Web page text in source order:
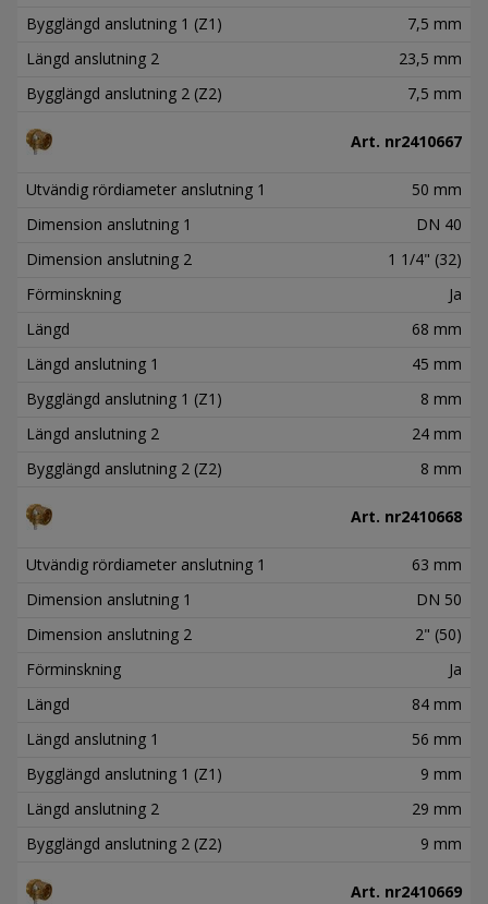
Bygglängd anslutning 1 (Z1)
7,5 mm
Längd anslutning 2
23,5 mm
Bygglängd anslutning 2 (Z2)
7,5 mm
Art. nr2410667
Utvändig rördiameter anslutning 1
50 mm
Dimension anslutning 1
DN 40
Dimension anslutning 2
1 1/4" (32)
Förminskning
Ja
Längd
68 mm
Längd anslutning 1
45 mm
Bygglängd anslutning 1 (Z1)
8 mm
Längd anslutning 2
24 mm
Bygglängd anslutning 2 (Z2)
8 mm
Art. nr2410668
Utvändig rördiameter anslutning 1
63 mm
Dimension anslutning 1
DN 50
Dimension anslutning 2
2" (50)
Förminskning
Ja
Längd
84 mm
Längd anslutning 1
56 mm
Bygglängd anslutning 1 (Z1)
9 mm
Längd anslutning 2
29 mm
Bygglängd anslutning 2 (Z2)
9 mm
Art. nr2410669